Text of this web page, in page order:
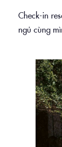
Check-in
ngủ cùng